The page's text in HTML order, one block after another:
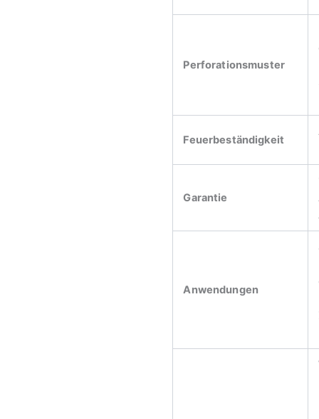
Perforationsmuster
Feuerbeständigkeit
Garantie
Anwendungen